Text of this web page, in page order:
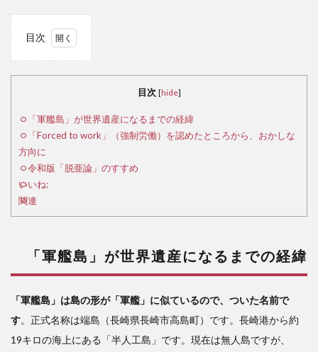
目次
島」
が世
界遺
産に
なる
まで
の経
「Forced
to
（強制労
働）を認
めたとこ
目次 [hide]
「軍艦島」が世界遺産になるまでの経緯
「Forced to work」（強制労働）を認めたところから、おかしな
方向に
令和版「脱亜論」のすすめ
いいね:
関連
「軍艦島」が世界遺産になるまでの経緯
「軍艦島」は島の形が「軍艦」に似ているので、ついた名前で
す。正式名称は端島（長崎県長崎市高島町）です。長崎港から約
19キロの海上にある「半人工島」です。現在は無人島ですが、